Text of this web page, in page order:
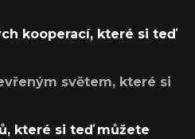
kooperací, které si teď
světem, které si
které si teď můžete